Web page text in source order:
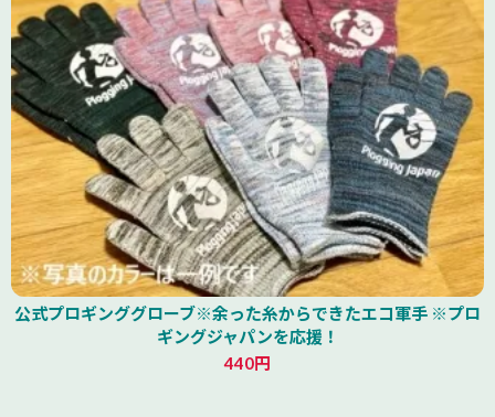
公式プロギンググローブ※余った糸からできたエコ軍手 ※プロ
ギングジャパンを応援！
440円